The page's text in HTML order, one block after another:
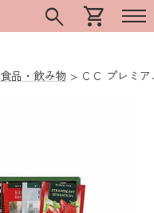
search shopping_cart
食品・飲み物 ＣＣ プレミ